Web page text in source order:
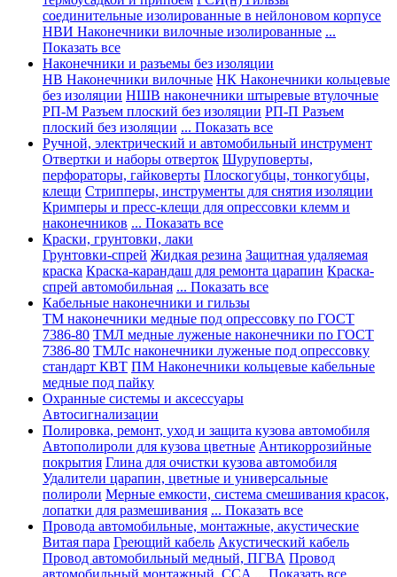
соединительные изолированные в нейлоновом корпусе
НВИ Наконечники вилочные изолированные ...
Показать все
Наконечники и разъемы без изоляции
НВ Наконечники вилочные НК Наконечники кольцевые
без изоляции НШВ наконечники штыревые втулочные
РП-М Разъем плоский без изоляции РП-П Разъем
плоский без изоляции ... Показать все
Ручной, электрический и автомобильный инструмент
Отвертки и наборы отверток Шуруповерты,
перфораторы, гайковерты Плоскогубцы, тонкогубцы,
клещи Стрипперы, инструменты для снятия изоляции
Кримперы и пресс-клещи для опрессовки клемм и
наконечников ... Показать все
Краски, грунтовки, лаки
Грунтовки-спрей Жидкая резина Защитная удаляемая
краска Краска-карандаш для ремонта царапин Краска-
спрей автомобильная ... Показать все
Кабельные наконечники и гильзы
ТМ наконечники медные под опрессовку по ГОСТ
7386-80 ТМЛ медные луженые наконечники по ГОСТ
7386-80 ТМЛс наконечники луженые под опрессовку
стандарт КВТ ПМ Наконечники кольцевые кабельные
медные под пайку
Охранные системы и аксессуары
Автосигнализации
Полировка, ремонт, уход и защита кузова автомобиля
Автополироли для кузова цветные Антикоррозийные
покрытия Глина для очистки кузова автомобиля
Удалители царапин, цветные и универсальные
полироли Мерные емкости, система смешивания красок,
лопатки для размешивания ... Показать все
Провода автомобильные, монтажные, акустические
Витая пара Греющий кабель Акустический кабель
Провод автомобильный медный, ПГВА Провод
автомобильный монтажный, CCA ... Показать все